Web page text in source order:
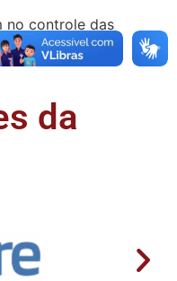
no controle das
pipa de várias
da